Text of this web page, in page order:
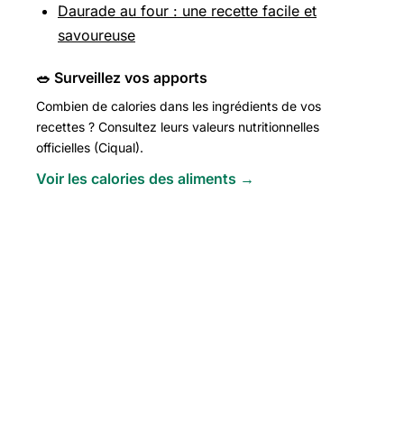
Daurade au four : une recette facile et
savoureuse
🥗 Surveillez vos apports
Combien de calories dans les ingrédients de vos
recettes ? Consultez leurs valeurs nutritionnelles
officielles (Ciqual).
Voir les calories des aliments →